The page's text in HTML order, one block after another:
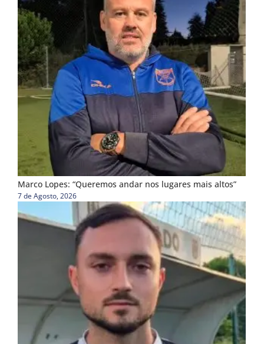
Marco Lopes: “Queremos andar nos lugares mais altos”
7 de Agosto, 2026